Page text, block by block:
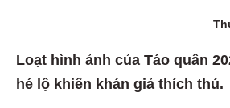
Loạt hình ảnh của Táo quân
hé lộ khiến khán giả thích thú.